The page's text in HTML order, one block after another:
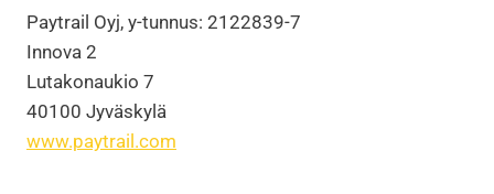
Paytrail Oyj, y-tunnus: 2122839-7
Innova 2
Lutakonaukio 7
40100 Jyväskylä
www.paytrail.com